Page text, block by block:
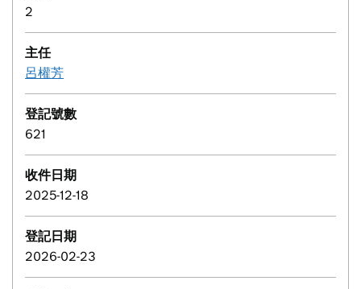
2
主任
呂權芳
登記號數
621
收件日期
2025-12-18
登記日期
2026-02-23